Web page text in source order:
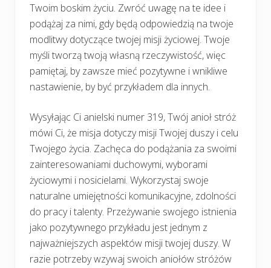
Twoim boskim życiu. Zwróć uwagę na te idee i
podążaj za nimi, gdy będą odpowiedzią na twoje
modlitwy dotyczące twojej misji życiowej. Twoje
myśli tworzą twoją własną rzeczywistość, więc
pamiętaj, by zawsze mieć pozytywne i wnikliwe
nastawienie, by być przykładem dla innych.
Wysyłając Ci anielski numer 319, Twój anioł stróż
mówi Ci, że misja dotyczy misji Twojej duszy i celu
Twojego życia. Zachęca do podążania za swoimi
zainteresowaniami duchowymi, wyborami
życiowymi i nosicielami. Wykorzystaj swoje
naturalne umiejętności komunikacyjne, zdolności
do pracy i talenty. Przeżywanie swojego istnienia
jako pozytywnego przykładu jest jednym z
najważniejszych aspektów misji twojej duszy. W
razie potrzeby wzywaj swoich aniołów stróżów